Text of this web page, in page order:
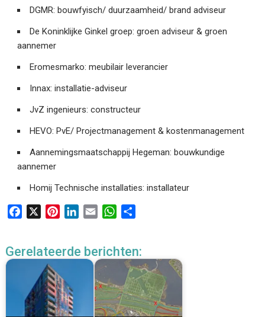
DGMR: bouwfyisch/ duurzaamheid/ brand adviseur
De Koninklijke Ginkel groep: groen adviseur & groen
aannemer
Eromesmarko: meubilair leverancier
Innax: installatie-adviseur
JvZ ingenieurs: constructeur
HEVO: PvE/ Projectmanagement & kostenmanagement
Aannemingsmaatschappij Hegeman: bouwkundige
aannemer
Homij Technische installaties: installateur
e
o
k
t
r
e
s
k
i
W
t
A
p
p
e
n
Gerelateerde berichten: